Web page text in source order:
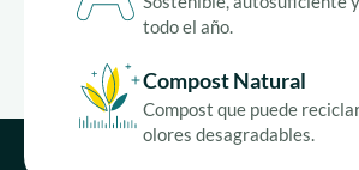
todo el año.
Compost Natural
Compost que puede
olores desagradables.